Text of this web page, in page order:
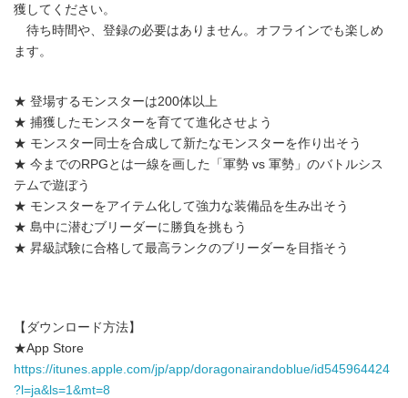
獲してください。
待ち時間や、登録の必要はありません。オフラインでも楽しめ
ます。
★ 登場するモンスターは200体以上
★ 捕獲したモンスターを育てて進化させよう
★ モンスター同士を合成して新たなモンスターを作り出そう
★ 今までのRPGとは一線を画した「軍勢 vs 軍勢」のバトルシス
テムで遊ぼう
★ モンスターをアイテム化して強力な装備品を生み出そう
★ 島中に潜むブリーダーに勝負を挑もう
★ 昇級試験に合格して最高ランクのブリーダーを目指そう
【ダウンロード方法】
★App Store
https://itunes.apple.com/jp/app/doragonairandoblue/id545964424
?l=ja&ls=1&mt=8